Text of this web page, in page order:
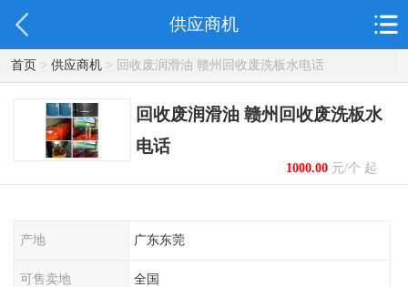
供应商机
首页> 供应商机> 回收废润滑油 赣州回收废洗板水电话
回收废润滑油 赣州回收废洗板水
电话
1000.00元/个 起
产地 广东东莞
可售卖地 全国